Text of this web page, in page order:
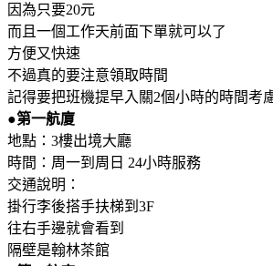
因為只要20元
而且一個工作天前面下單就可以了
方便又快速
不過真的要注意領取時間
記得要把班機提早入關2個小時的時間考
●第一航廈
地點：3樓出境大廳
時間：周一到周日 24小時服務
交通說明：
掛行李後搭手扶梯到3F
往右手邊就會看到
隔壁是翰林茶館